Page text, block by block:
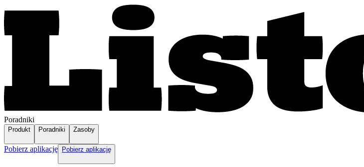
Poradniki
Produkt Poradniki Zasoby
Pobierz aplikację Pobierz aplikację